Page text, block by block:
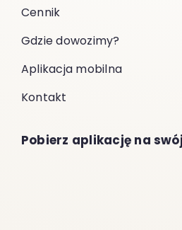
Cennik
Gdzie dowozimy?
Aplikacja mobilna
Kontakt
Pobierz aplikację na